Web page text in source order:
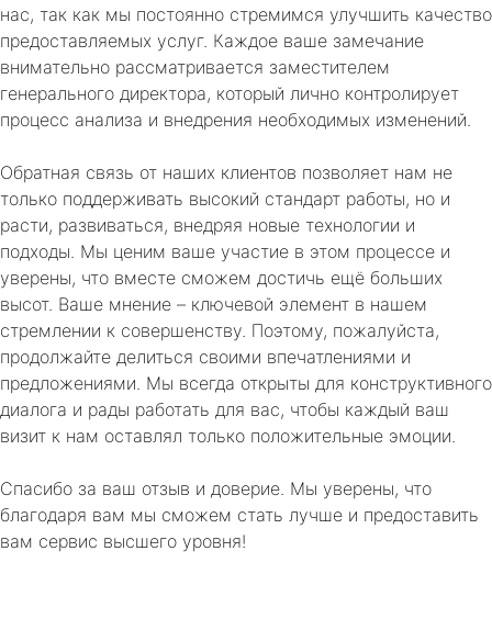
нас, так как мы постоянно стремимся улучшить качество
предоставляемых услуг. Каждое ваше замечание
внимательно рассматривается заместителем
генерального директора, который лично контролирует
процесс анализа и внедрения необходимых изменений.
Обратная связь от наших клиентов позволяет нам не
только поддерживать высокий стандарт работы, но и
расти, развиваться, внедряя новые технологии и
подходы. Мы ценим ваше участие в этом процессе и
уверены, что вместе сможем достичь ещё больших
высот. Ваше мнение – ключевой элемент в нашем
стремлении к совершенству. Поэтому, пожалуйста,
продолжайте делиться своими впечатлениями и
предложениями. Мы всегда открыты для конструктивного
диалога и рады работать для вас, чтобы каждый ваш
визит к нам оставлял только положительные эмоции.
Спасибо за ваш отзыв и доверие. Мы уверены, что
благодаря вам мы сможем стать лучше и предоставить
вам сервис высшего уровня!